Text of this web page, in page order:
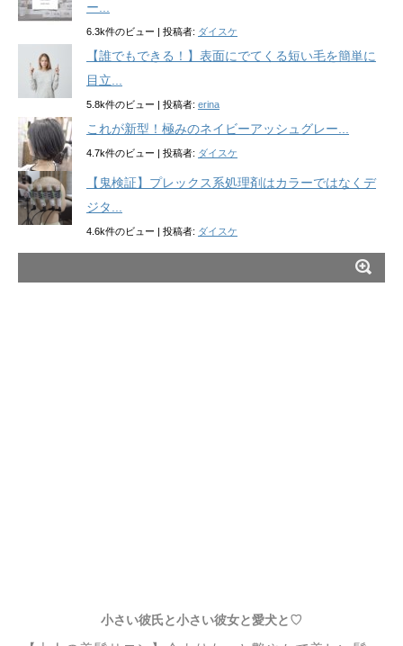
ー...
6.3k件のビュー 投稿者: ダイスケ
【誰でもできる！】表面にでてくる短い毛を簡単に
目立...
5.8k件のビュー 投稿者: erina
これが新型！極みのネイビーアッシュグレー...
4.7k件のビュー 投稿者: ダイスケ
【鬼検証】プレックス系処理剤はカラーではなくデ
ジタ...
4.6k件のビュー 投稿者: ダイスケ
小さい彼氏と小さい彼女と愛犬と♡